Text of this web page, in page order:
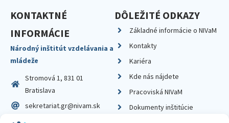
KONTAKTNÉ
INFORMÁCIE
Národný inštitút vzdelávania a
mládeže
Stromová 1, 831 01
Bratislava
sekretariat.gr@nivam.sk
IČO: 00164348
DÔLEŽITÉ ODKAZY
Základné informácie o NIVaM
Kontakty
Kariéra
Kde nás nájdete
Pracoviská NIVaM
Dokumenty inštitúcie